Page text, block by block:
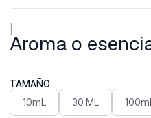
Aroma o
TAMAÑO
10mL 30 ML